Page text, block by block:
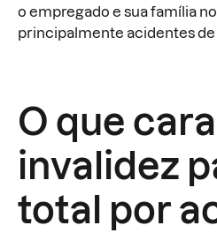
o empregado e sua família
principalmente acidentes de
O que
invalidez
total por